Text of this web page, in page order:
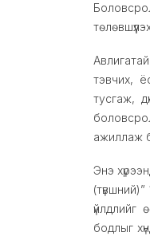
тэвчих,
тусгаж,
ажиллаж
Энэ
үйлдлийг
бодлыг